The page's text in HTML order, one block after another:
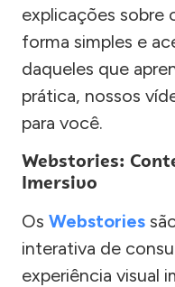
explicações sobre
forma simples e
daqueles que
prática, nossos
para você.
Webstories:
Imersivo
Os Webstories
interativa de
experiência visual